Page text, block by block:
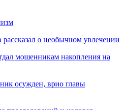
о необычном увлечении
мошенникам накопления на
осужден, врио главы